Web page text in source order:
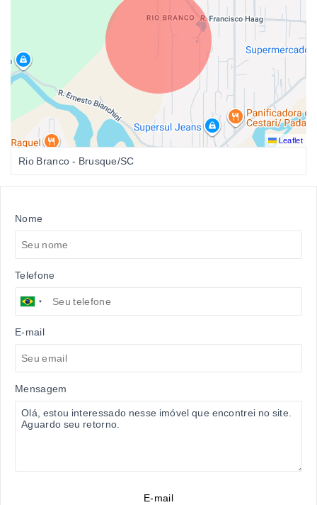
Leaflet
Rio Branco - Brusque/SC
Nome
Telefone
E-mail
Mensagem
E-mail